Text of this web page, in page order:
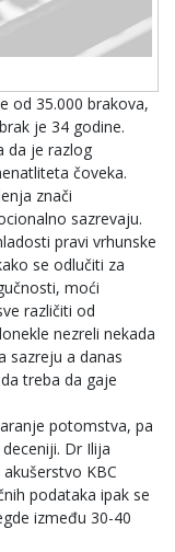
od 35.000 brakova,
je 34 godine.
da je razlog
čoveka.
znači
sazrevaju.
pravi vrhunske
se odlučiti za
moći
različiti od
nezreli nekada
sazreju a danas
treba da gaje
potomstva, pa
Dr Ilija
KBC
podataka ipak se
između 30-40